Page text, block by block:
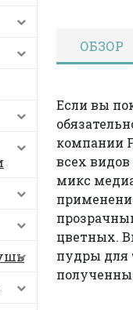
ОБЗОР
Если вы
компании
всех видов
микс
цветных.
пудры для